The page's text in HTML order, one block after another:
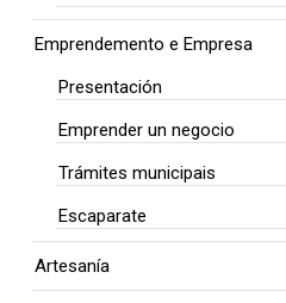
Emprendemento e Empresa
Presentación
Emprender un negocio
Trámites municipais
Escaparate
Artesanía